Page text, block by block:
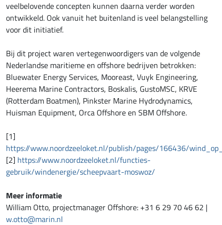
veelbelovende concepten kunnen daarna verder worden
ontwikkeld. Ook vanuit het buitenland is veel belangstelling
voor dit initiatief.
Bij dit project waren vertegenwoordigers van de volgende
Nederlandse maritieme en offshore bedrijven betrokken:
Bluewater Energy Services, Mooreast, Vuyk Engineering,
Heerema Marine Contractors, Boskalis, GustoMSC, KRVE
(Rotterdam Boatmen), Pinkster Marine Hydrodynamics,
Huisman Equipment, Orca Offshore en SBM Offshore.
[1]
https://www.noordzeeloket.nl/publish/pages/166436/
[2] https://www.noordzeeloket.nl/functies-
gebruik/windenergie/scheepvaart-moswoz/
Meer informatie
William Otto, projectmanager Offshore: +31 6 29 70 46 62 |
w.otto@marin.nl